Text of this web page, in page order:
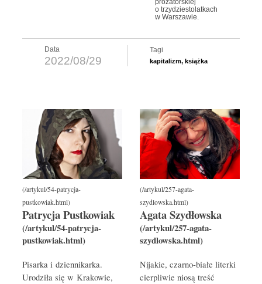
prozatorskiej
o trzydziestolatkach
w Warszawie.
Data
2022/08/29
Tagi
kapitalizm, książka
Patrycja Pustkowiak
Pisarka i dziennikarka.
Urodziła się w Krakowie,
Agata Szydłowska
Nijakie, czarno-białe literki
cierpliwie niosą treść